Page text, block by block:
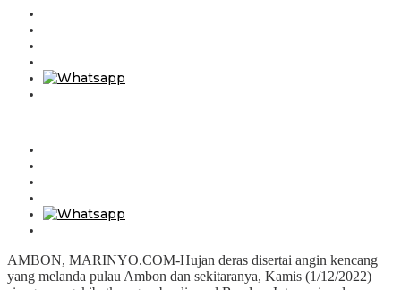
AMBON, MARINYO.COM-Hujan deras disertai angin kencang
yang melanda pulau Ambon dan sekitaranya, Kamis (1/12/2022)